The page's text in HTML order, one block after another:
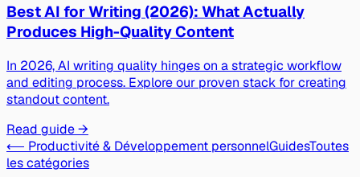
Best AI for Writing (2026): What Actually
Produces High-Quality Content
In 2026, AI writing quality hinges on a strategic workflow
and editing process. Explore our proven stack for creating
standout content.
Read guide →
⟵ Productivité & Développement personnelGuidesToutes
les catégories